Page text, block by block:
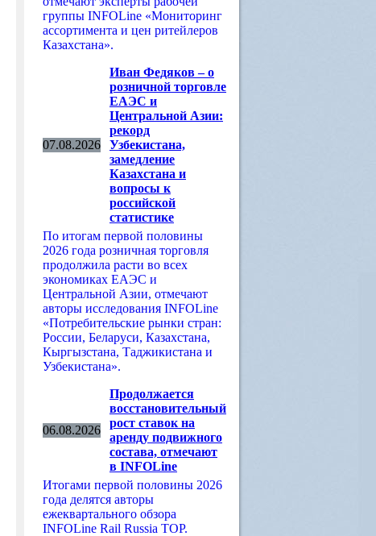
группы INFOLine «Мониторинг
ассортимента и цен ритейлеров
Казахстана».
07.08.2026
Иван Федяков – о
розничной торговле
ЕАЭС и
Центральной Азии:
рекорд
Узбекистана,
замедление
Казахстана и
вопросы к
российской
статистике
По итогам первой половины
2026 года розничная торговля
продолжила расти во всех
экономиках ЕАЭС и
Центральной Азии, отмечают
авторы исследования INFOLine
«Потребительские рынки стран:
России, Беларуси, Казахстана,
Кыргызстана, Таджикистана и
Узбекистана».
06.08.2026
Продолжается
восстановительный
рост ставок на
аренду подвижного
состава, отмечают
в INFOLine
Итогами первой половины 2026
года делятся авторы
ежеквартального обзора
INFOLine Rail Russia TOP.